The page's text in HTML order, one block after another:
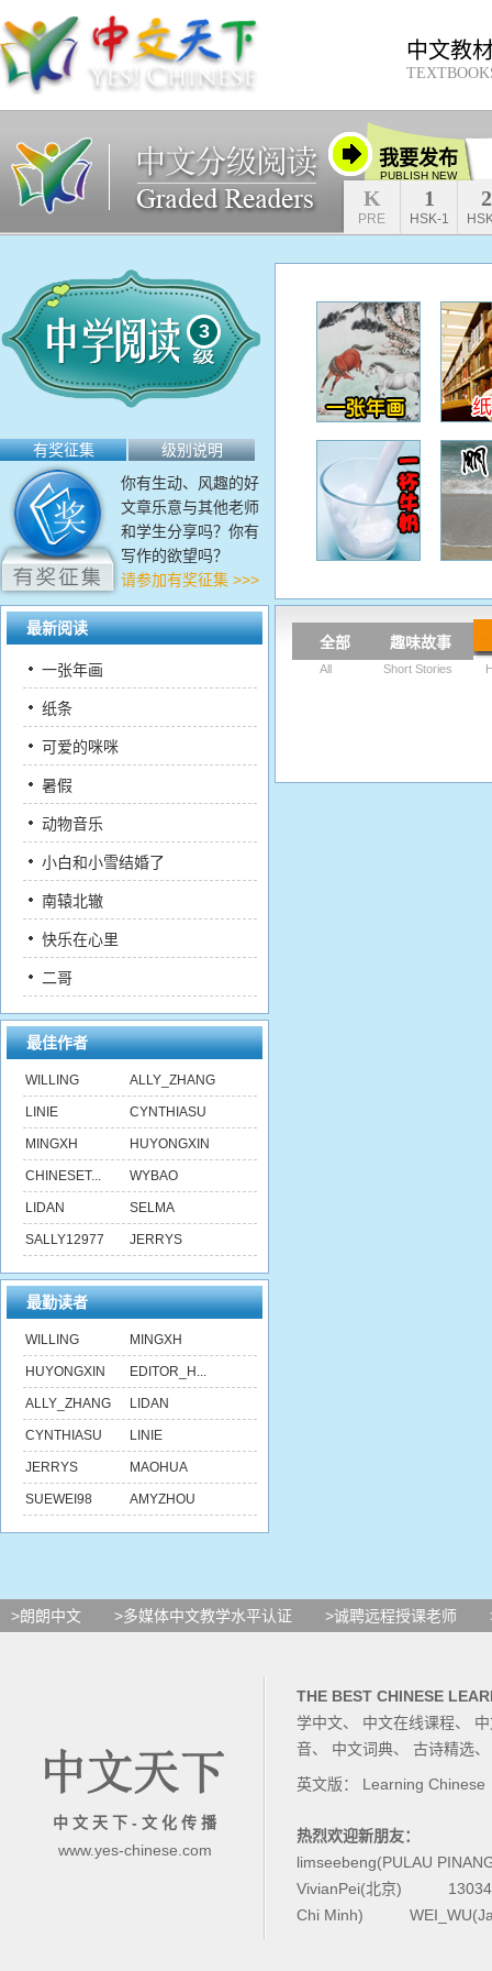
中文教
我要发布
PUBLISH NEW
K
PRE
1
HSK-1
2
3
有奖征集
级别说明
你有生动、风趣的好
文章乐意与其他老师
和学生分享吗？你有
写作的欲望吗？
请参加有奖征集 >>>
最新阅读
一张年画
纸条
可爱的咪咪
暑假
动物音乐
小白和小雪结婚了
南辕北辙
快乐在心里
二哥
最佳作者
WILLING ALLY_ZHANG
LINIE CYNTHIASU
MINGXH HUYONGXIN
CHINESET... WYBAO
LIDAN SELMA
SALLY12977 JERRYS
最勤读者
WILLING MINGXH
HUYONGXIN EDITOR_H...
ALLY_ZHANG LIDAN
CYNTHIASU LINIE
JERRYS MAOHUA
SUEWEI98 AMYZHOU
全部 趣味故事
All Short Stories
>朗朗中文 >多媒体中文教学水平认证 >诚聘远程授课老师
中 文 天 下 - 文 化 传 播
www.yes-chinese.com
THE BEST CHINESE
学中文、 中文在线课程、
音、 中文词典、 古诗精选
英文版： Learning Chinese
热烈欢迎新朋友：
limseebeng(PULAU
VivianPei(北京)
Chi Minh)